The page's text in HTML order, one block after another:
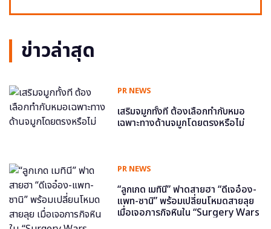
ข่าวล่าสุด
PR NEWS
เสริมจมูกทั้งที ต้องเลือกทำกับหมอ
เฉพาะทางด้านจมูกโดยตรงหรือไม่
PR NEWS
“ลูกเกด เมทินี” ฟาดสายฮา “ดีเจอ๋อง-
แพท-ซานิ” พร้อมเปลี่ยนโหมดสายลุย
เมื่อเจอภารกิจหินใน “Surgery Wars